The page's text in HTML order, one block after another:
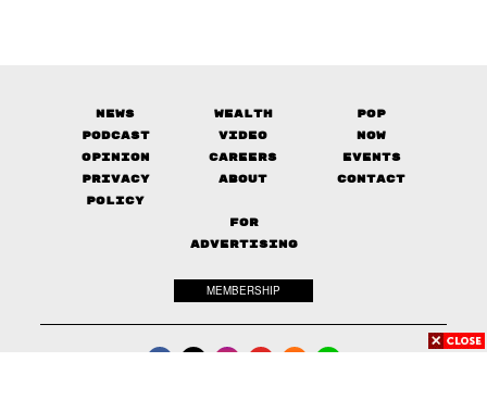
News Wealth
Pop
Podcast
Video
Now
Opinion
Careers
Events
Privacy
Policy
About Contact
FOR
ADVERTISING
MEMBERSHIP